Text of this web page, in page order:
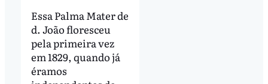
Essa Palma Mater de
d. João floresceu
pela primeira vez
em 1829, quando já
éramos